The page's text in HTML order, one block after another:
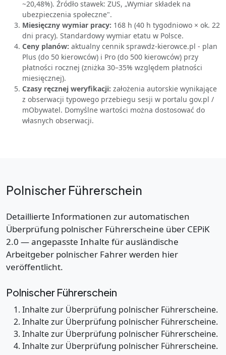
~20,48%). Źródło stawek: ZUS, „Wymiar składek na
ubezpieczenia społeczne".
Miesięczny wymiar pracy: 168 h (40 h tygodniowo × ok. 22
dni pracy). Standardowy wymiar etatu w Polsce.
Ceny planów: aktualny cennik sprawdz-kierowce.pl - plan
Plus (do 50 kierowców) i Pro (do 500 kierowców) przy
płatności rocznej (zniżka 30–35% względem płatności
miesięcznej).
Czasy ręcznej weryfikacji: założenia autorskie wynikające
z obserwacji typowego przebiegu sesji w portalu gov.pl /
mObywatel. Domyślne wartości można dostosować do
własnych obserwacji.
Polnischer Führerschein
Detaillierte Informationen zur automatischen
Überprüfung polnischer Führerscheine über CEPiK
2.0 — angepasste Inhalte für ausländische
Arbeitgeber polnischer Fahrer werden hier
veröffentlicht.
Polnischer Führerschein
Inhalte zur Überprüfung polnischer Führerscheine.
Inhalte zur Überprüfung polnischer Führerscheine.
Inhalte zur Überprüfung polnischer Führerscheine.
Inhalte zur Überprüfung polnischer Führerscheine.